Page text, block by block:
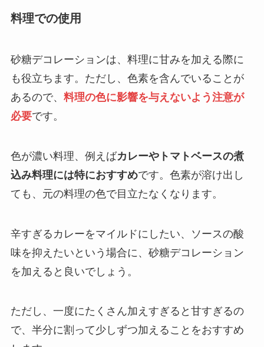
料理での使用
砂糖デコレーションは、料理に甘みを加える際に
も役立ちます。ただし、色素を含んでいることが
あるので、 料理の色に影響を与えないよう注意が
必要です。
色が濃い料理、例えばカレーやトマトベースの煮
込み料理には特におすすめです。色素が溶け出し
ても、元の料理の色で目立たなくなります。
辛すぎるカレーをマイルドにしたい、ソースの酸
味を抑えたいという場合に、砂糖デコレーション
を加えると良いでしょう。
ただし、一度にたくさん加えすぎると甘すぎるの
で、半分に割って少しずつ加えることをおすすめ